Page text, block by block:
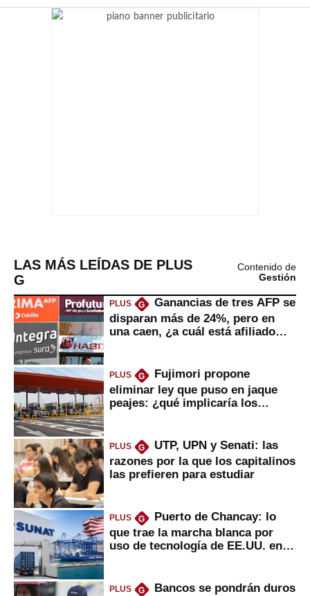
LAS MÁS LEÍDAS DE PLUS
G
Contenido de
Gestión
PLUS G
Ganancias de tres AFP se
disparan más de 24%, pero en
una caen, ¿a cuál está afiliado
PLUS G
Fujimori propone
eliminar ley que puso en jaque
peajes: ¿qué implicaría los
PLUS G
UTP, UPN y Senati: las
razones por la que los capitalinos
las prefieren para estudiar
PLUS G
Puerto de Chancay: lo
que trae la marcha blanca por
uso de tecnología de EE.UU. en
PLUS G
Bancos se pondrán duros